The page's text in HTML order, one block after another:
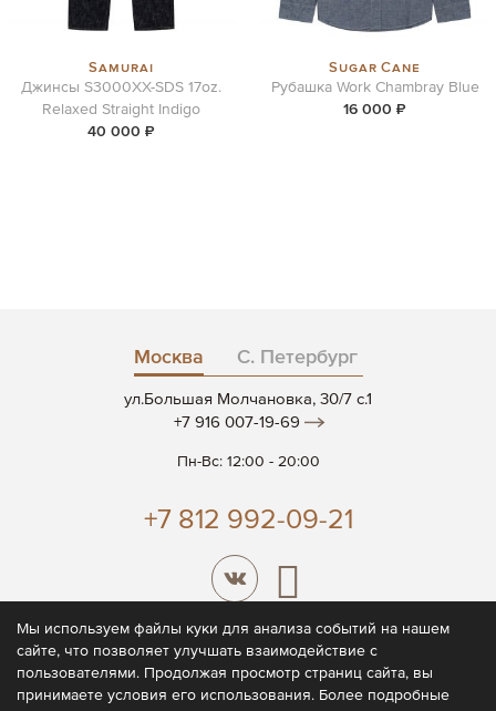
Samurai
Джинсы S3000XX-SDS 17oz.
Relaxed Straight Indigo
40 000 ₽
Sugar Cane
Рубашка Work Chambray Blue
16 000 ₽
Москва С. Петербург
ул.Большая Молчановка, 30/7 c.1
+7 916 007-19-69
Пн-Вс: 12:00 - 20:00
+7 812 992-09-21
Политика конфиденциальности
Мы используем файлы куки для анализа событий на нашем
сайте, что позволяет улучшать взаимодействие с
пользователями. Продолжая просмотр страниц сайта, вы
принимаете условия его использования. Более подробные